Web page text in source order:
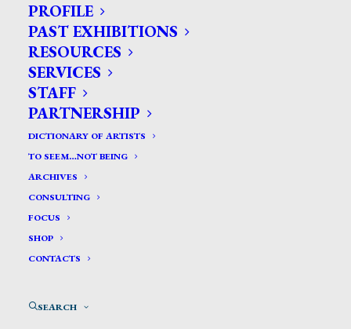
PROFILE
PAST EXHIBITIONS
RESOURCES
SERVICES
STAFF
PARTNERSHIP
DICTIONARY OF ARTISTS
TO SEEM…NOT BEING
ARCHIVES
CONSULTING
FOCUS
SHOP
CONTACTS
SEARCH
Seravezza riscopre il colore e il
genio di Mario Puccini- Video